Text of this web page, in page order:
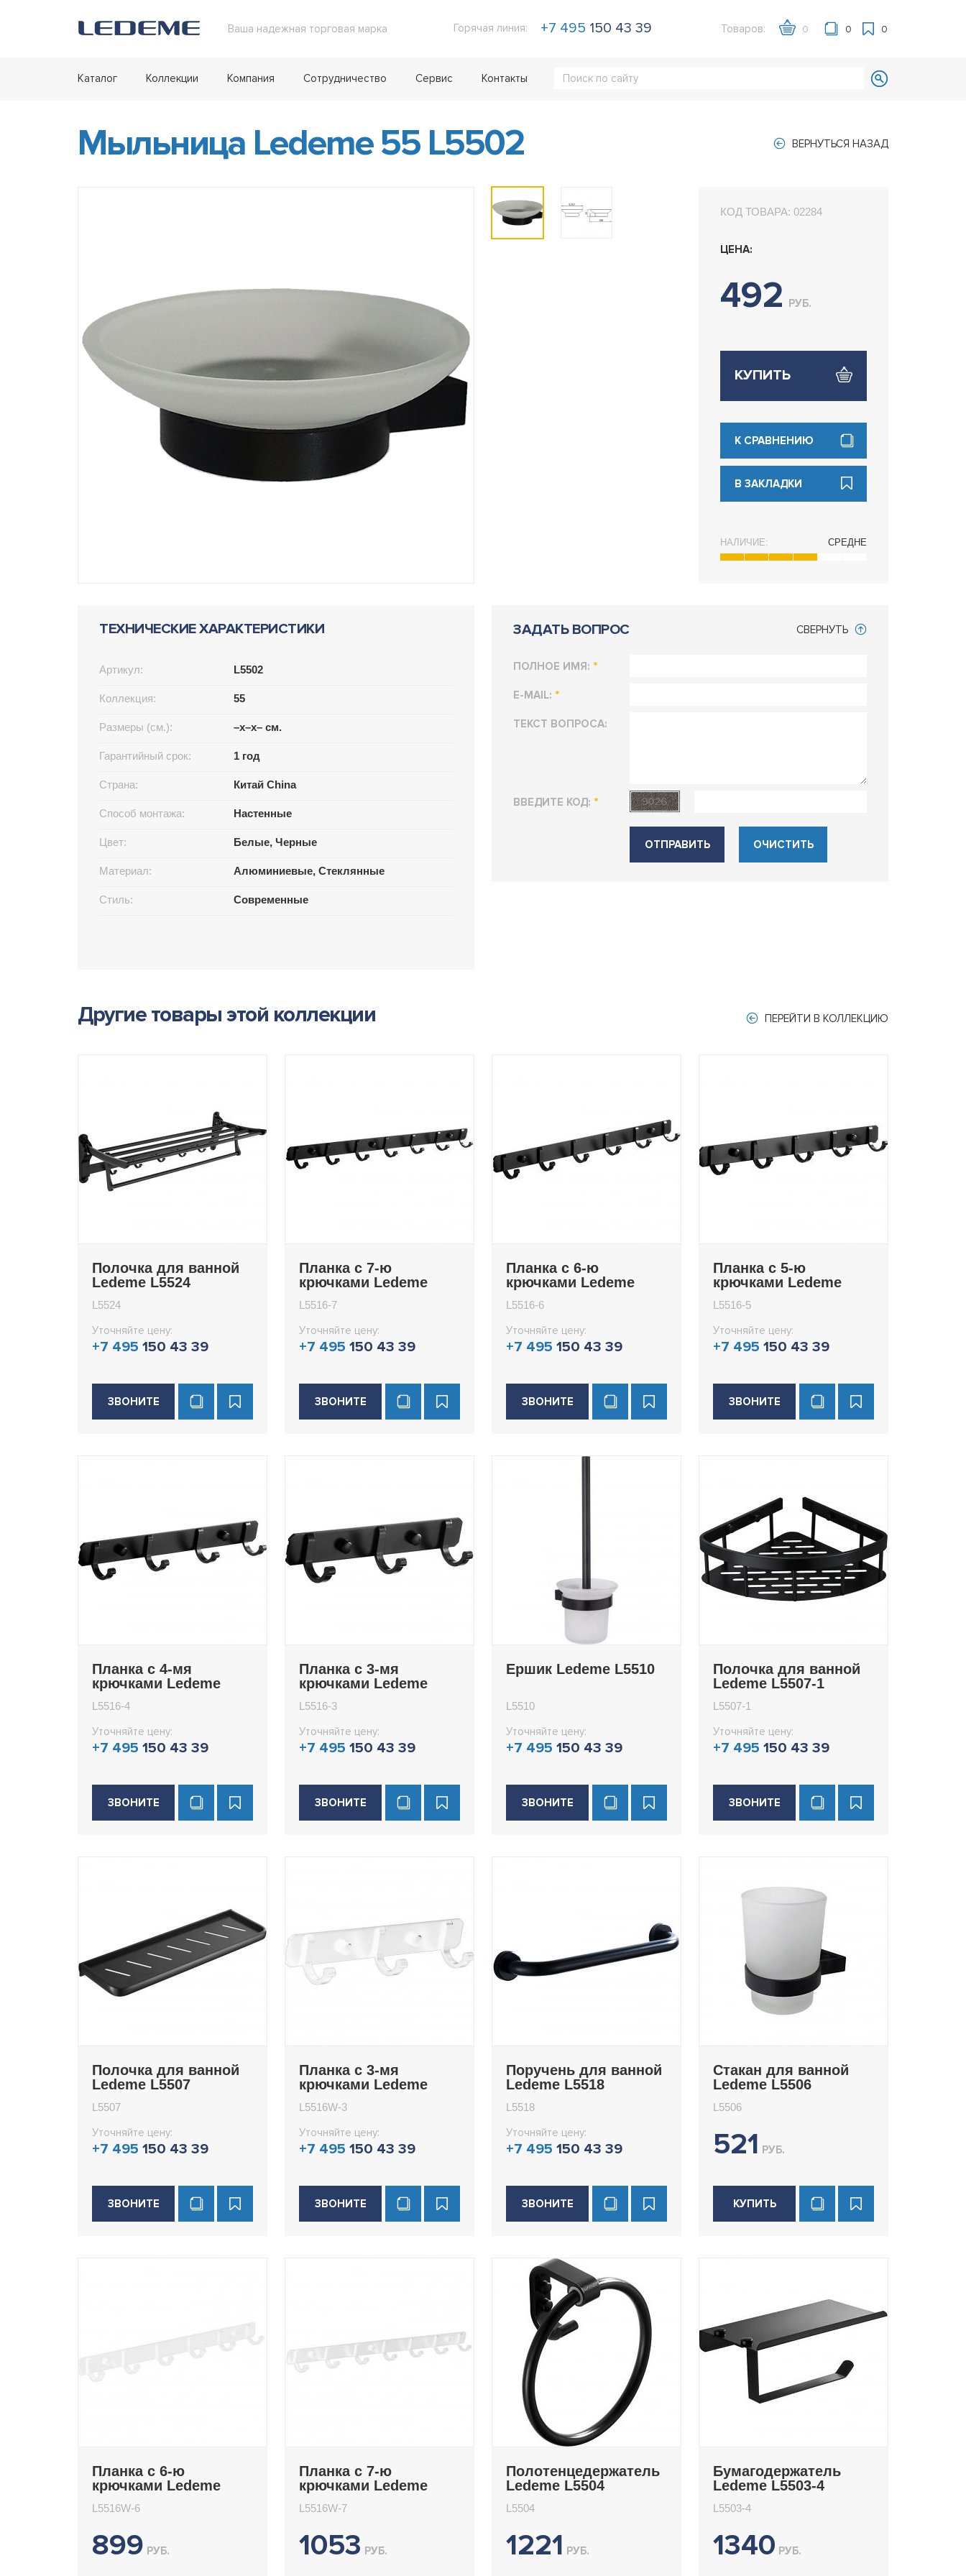
Ваша надежная торговая марка Горячая линия: +7 495 150 43 39 Товаров: 0 0 0
Каталог Коллекции Компания Сотрудничество Сервис Контакты
ВЕРНУТЬСЯ НАЗАД
Мыльница Ledeme 55 L5502
КОД ТОВАРА: 02284
ЦЕНА:
492 РУБ.
КУПИТЬ
К СРАВНЕНИЮ
В ЗАКЛАДКИ
НАЛИЧИЕ: СРЕДНЕ
ТЕХНИЧЕСКИЕ ХАРАКТЕРИСТИКИ
Артикул: L5502
Коллекция: 55
Размеры (см.): –x–x– см.
Гарантийный срок: 1 год
Страна: Китай China
Способ монтажа: Настенные
Цвет: Белые, Черные
Материал: Алюминиевые, Стеклянные
Стиль: Современные
ЗАДАТЬ ВОПРОС
ПОЛНОЕ ИМЯ: *
E-MAIL: *
ТЕКСТ ВОПРОСА:
ВВЕДИТЕ КОД: *
ОТПРАВИТЬ ОЧИСТИТЬ
СВЕРНУТЬ
Другие товары этой коллекции ПЕРЕЙТИ В КОЛЛЕКЦИЮ
Полочка для ванной
Ledeme L5524
L5524
Уточняйте цену:
+7 495 150 43 39
ЗВОНИТЕ
Планка с 7-ю
крючками Ledeme
L5516-7
Уточняйте цену:
+7 495 150 43 39
ЗВОНИТЕ
Планка с 6-ю
крючками Ledeme
L5516-6
Уточняйте цену:
+7 495 150 43 39
ЗВОНИТЕ
Планка с 5-ю
крючками Ledeme
L5516-5
Уточняйте цену:
+7 495 150 43 39
ЗВОНИТЕ
Планка с 4-мя
крючками Ledeme
L5516-4
Уточняйте цену:
+7 495 150 43 39
ЗВОНИТЕ
Планка с 3-мя
крючками Ledeme
L5516-3
Уточняйте цену:
+7 495 150 43 39
ЗВОНИТЕ
Ершик Ledeme L5510
L5510
Уточняйте цену:
+7 495 150 43 39
ЗВОНИТЕ
Полочка для ванной
Ledeme L5507-1
L5507-1
Уточняйте цену:
+7 495 150 43 39
ЗВОНИТЕ
Полочка для ванной
Ledeme L5507
L5507
Уточняйте цену:
+7 495 150 43 39
ЗВОНИТЕ
Планка с 3-мя
крючками Ledeme
L5516W-3
Уточняйте цену:
+7 495 150 43 39
ЗВОНИТЕ
Поручень для ванной
Ledeme L5518
L5518
Уточняйте цену:
+7 495 150 43 39
ЗВОНИТЕ
Стакан для ванной
Ledeme L5506
L5506
521 РУБ.
КУПИТЬ
Планка с 6-ю
крючками Ledeme
L5516W-6
899 РУБ.
Планка с 7-ю
крючками Ledeme
L5516W-7
1053 РУБ.
Полотенцедержатель
Ledeme L5504
L5504
1221 РУБ.
Бумагодержатель
Ledeme L5503-4
L5503-4
1340 РУБ.